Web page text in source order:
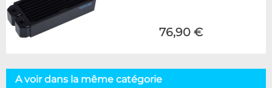
76,90 €
A voir dans la même catégorie